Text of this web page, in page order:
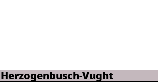
Herzogenbusch-Vught